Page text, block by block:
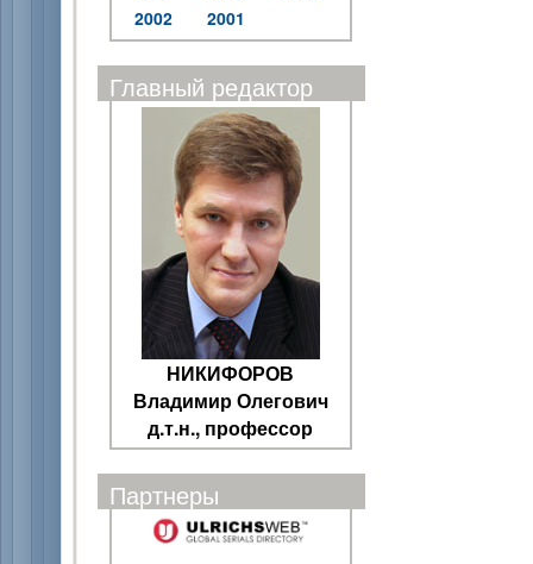
2002
2001
Главный редактор
НИКИФОРОВ
Владимир Олегович
д.т.н., профессор
Партнеры